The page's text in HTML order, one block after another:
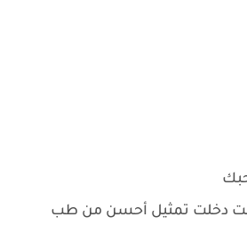
كنت دخلت تمثيل أحسن من طب